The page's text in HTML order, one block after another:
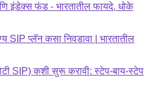
इंडेक्स फंड - भारतातील फायदे, धोके
SIP प्लॅन कसा निवडावा | भारतातील
SIP) कशी सुरू करावी: स्टेप-बाय-स्टेप